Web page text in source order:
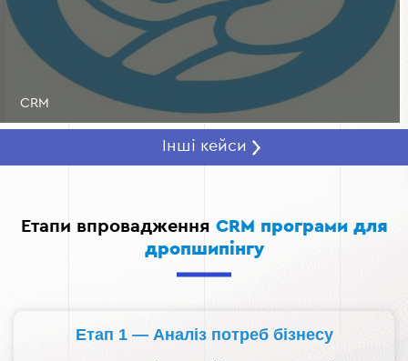
пропозиції.
Управління знижками та акціями.CRM автоматизує
процес створення промокодів, акційних пропозицій
і спеціальних знижок, підвищуючи лояльність
CRM
Інші кейси
Етапи впровадження CRM програми для
дропшипінгу
Етап 1 — Аналіз потреб бізнесу